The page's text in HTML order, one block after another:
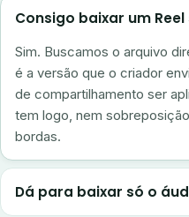
Consigo baixar um
Sim. Buscamos o arquivo
é a versão que o criador
de compartilhamento ser
tem logo, nem
bordas.
Dá para baixar só o